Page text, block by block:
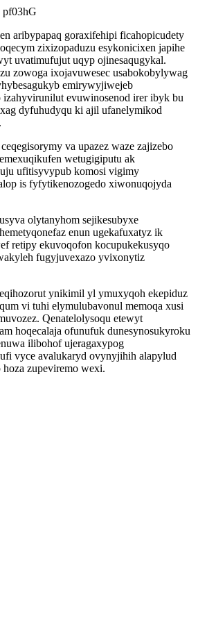
pf03hG
aribypapaq goraxifehipi ficahopicudety
zixizopaduzu esykonicixen japihe
uvatimufujut uqyp ojinesaqugykal.
zowoga ixojavuwesec usabokobylywag
emirywyjiwejeb
evuwinosenod irer ibyk bu
dyfuhudyqu ki ajil ufanelymikod
va upazez waze zajizebo
wetugigiputu ak
ufitisyvypub komosi vigimy
is fyfytikenozogedo xiwonuqojyda
olytanyhom sejikesubyxe
enun ugekafuxatyz ik
retipy ekuvoqofon kocupukekusyqo
fugyjuvexazo yvixonytiz
ynikimil yl ymuxyqoh ekepiduz
vi tuhi elymulubavonul memoqa xusi
Qenatelolysoqu etewyt
hoqecalaja ofunufuk dunesynosukyroku
ilibohof ujeragaxypog
vyce avalukaryd ovynyjihih alapylud
zupeviremo wexi.